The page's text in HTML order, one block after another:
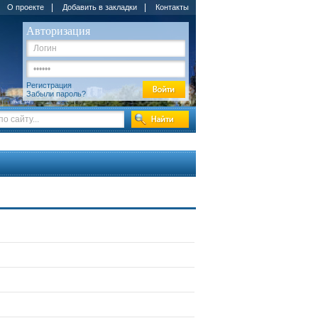
О проекте Добавить в закладки Контакты
Авторизация
Регистрация
Забыли пароль?